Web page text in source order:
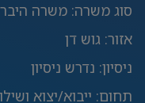
סוג משרה: משרה
אזור: גוש דן
ניסיון: נדרש ניסיון
תחום: ייבוא/יצוא